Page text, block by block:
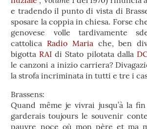
e tradendo il punto di vista di
sposare la coppia in chiesa. Forse
genovese volle tardivamente
cattolica Radio Mariache, ben
bigotta RAI di Stato pilotata dalla
le canzoni a inizio carriera?
la strofa incriminata in tutti e tre i
Brassens:
Quand même je vivrai jusqu’à la
garderais toujours le souvenir
pauvre noce où mon père et ma